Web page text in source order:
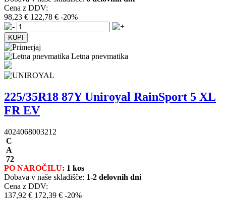
Cena z DDV:
98,23 € 122,78 € -20%
Letna pnevmatika
225/35R18 87Y Uniroyal RainSport 5 XL
FR EV
4024068003212
C
A
72
PO NAROČILU: 1 kos
Dobava v naše skladišče: 1-2 delovnih dni
Cena z DDV:
137,92 € 172,39 € -20%